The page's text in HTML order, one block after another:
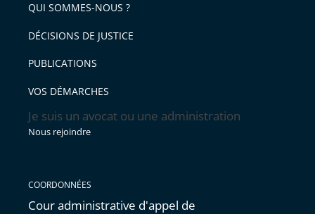
QUI SOMMES-NOUS ?
DÉCISIONS DE JUSTICE
PUBLICATIONS
VOS DÉMARCHES
Je suis un avocat ou une administration
Nous rejoindre
COORDONNÉES
Cour administrative d'appel de